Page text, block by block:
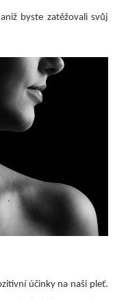
byste zatěžovali svůj
účinky na naši pleť.